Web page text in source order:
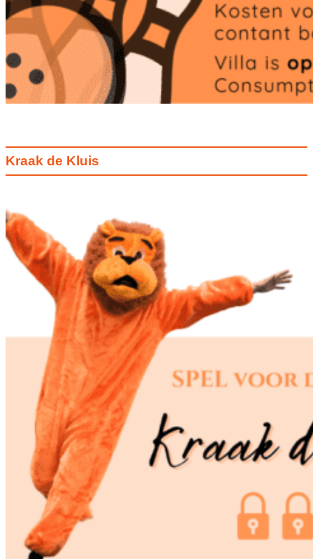
Kraak de Kluis